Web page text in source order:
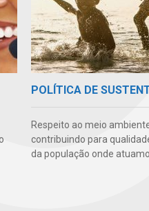
POLÍTICA DE
Respeito ao meio
contribuindo para
da população onde